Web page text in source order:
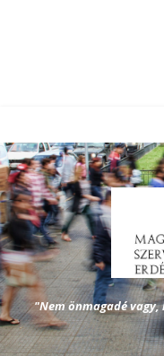
"Nem önmagadé vagy,